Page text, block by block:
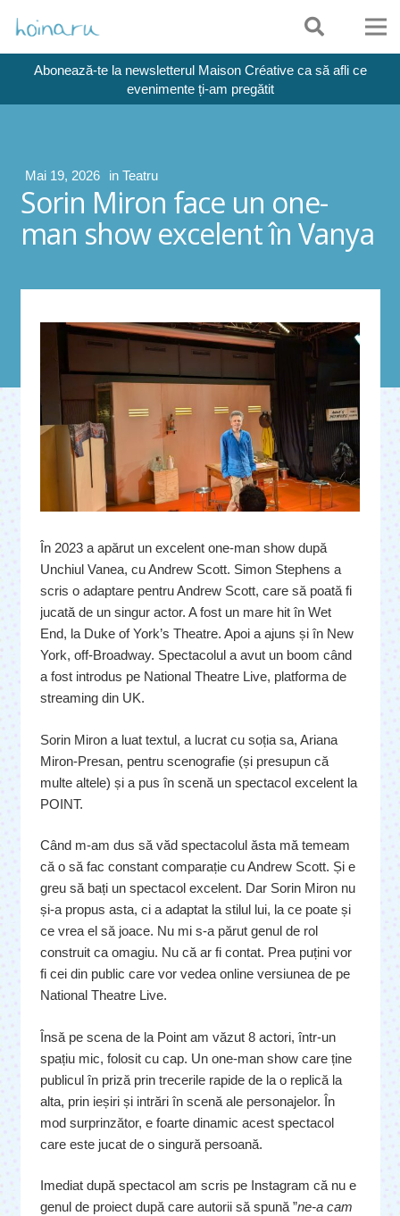
Abonează-te la newsletterul Maison Créative ca să afli ce
evenimente ți-am pregătit
Mai 19, 2026 in Teatru
Sorin Miron face un one-
man show excelent în Vanya
În 2023 a apărut un excelent one-man show după
Unchiul Vanea, cu Andrew Scott. Simon Stephens a
scris o adaptare pentru Andrew Scott, care să poată fi
jucată de un singur actor. A fost un mare hit în Wet
End, la Duke of York’s Theatre. Apoi a ajuns și în New
York, off-Broadway. Spectacolul a avut un boom când
a fost introdus pe National Theatre Live, platforma de
streaming din UK.
Sorin Miron a luat textul, a lucrat cu soția sa, Ariana
Miron-Presan, pentru scenografie (și presupun că
multe altele) și a pus în scenă un spectacol excelent la
POINT.
Când m-am dus să văd spectacolul ăsta mă temeam
că o să fac constant comparație cu Andrew Scott. Și e
greu să bați un spectacol excelent. Dar Sorin Miron nu
și-a propus asta, ci a adaptat la stilul lui, la ce poate și
ce vrea el să joace. Nu mi s-a părut genul de rol
construit ca omagiu. Nu că ar fi contat. Prea puțini vor
fi cei din public care vor vedea online versiunea de pe
National Theatre Live.
Însă pe scena de la Point am văzut 8 actori, într-un
spațiu mic, folosit cu cap. Un one-man show care ține
publicul în priză prin trecerile rapide de la o replică la
alta, prin ieșiri și intrări în scenă ale personajelor. În
mod surprinzător, e foarte dinamic acest spectacol
care este jucat de o singură persoană.
Imediat după spectacol am scris pe Instagram că nu e
genul de proiect după care autorii să spună ”ne-a cam